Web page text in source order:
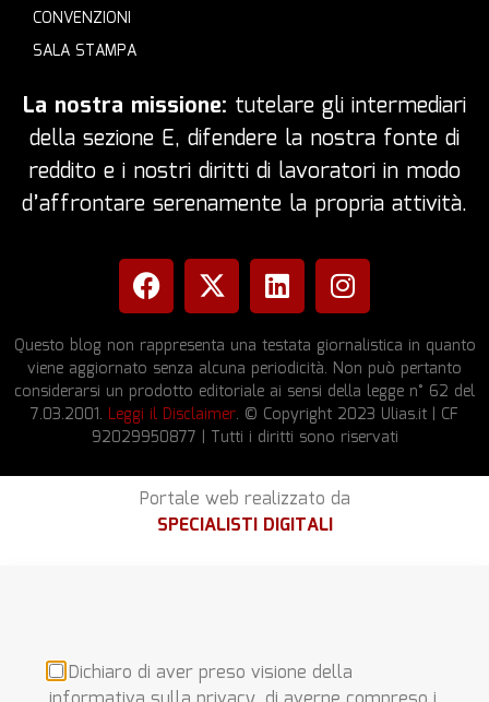
CONVENZIONI
SALA STAMPA
La nostra missione: tutelare gli intermediari
della sezione E, difendere la nostra fonte di
reddito e i nostri diritti di lavoratori in modo
d’affrontare serenamente la propria attività.
Questo blog non rappresenta una testata giornalistica in quanto
viene aggiornato senza alcuna periodicità. Non può pertanto
considerarsi un prodotto editoriale ai sensi della legge n° 62 del
7.03.2001. Leggi il Disclaimer. © Copyright 2023 Ulias.it | CF
92029950877 | Tutti i diritti sono riservati
Portale web realizzato da
SPECIALISTI DIGITALI
Dichiaro di aver preso visione della